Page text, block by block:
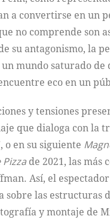
a convertirse en un
no comprende son
su antagonismo, la
mundo saturado de
eco en un
y tensiones
que dialoga con la
o en su siguiente
de 2021, las
Así, el
las estructuras
y montaje de